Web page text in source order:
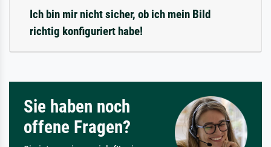
Ich bin mir nicht sicher, ob ich mein Bild
richtig konfiguriert habe!
Sie haben noch
offene Fragen?